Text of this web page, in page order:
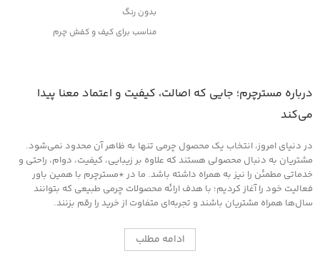
بدون رنگ
مناسب برای کیف و کفش چرم
درباره مسترچرم؛ جایی که اصالت، کیفیت و اعتماد معنا پیدا
می‌کند
در دنیای امروز، انتخاب یک محصول چرمی تنها به ظاهر آن محدود نمی‌شود.
مشتریان به دنبال محصولی هستند که علاوه بر زیبایی، کیفیت، دوام، راحتی و
خدماتی مطمئن را نیز به همراه داشته باشد. ما در *مسترچرم با همین باور
فعالیت خود را آغاز کردیم؛ با هدف ارائه محصولات چرمی طبیعی که بتوانند
سال‌ها همراه مشتریان باشند و تجربه‌ای متفاوت از خرید را رقم بزنند.
ادامه مطلب